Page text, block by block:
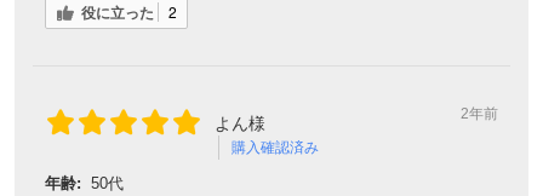
役に立った 2
よん様
購入確認済み
2年前
年齢: 50代